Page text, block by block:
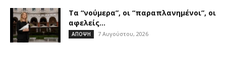
Τα “νούμερα”, οι “παραπλανημένοι”, οι
αφελείς…
ΑΠΟΨΗ 7 Αυγούστου, 2026